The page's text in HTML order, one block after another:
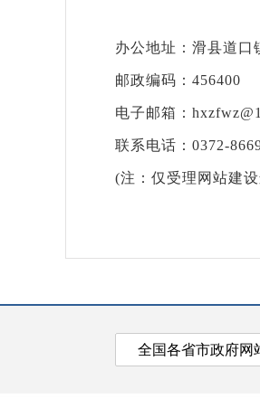
办公地址：滑县道口
邮政编码：456400
电子邮箱：
联系电话：0372-
(注：仅受理网站建设
全国各省市政府网